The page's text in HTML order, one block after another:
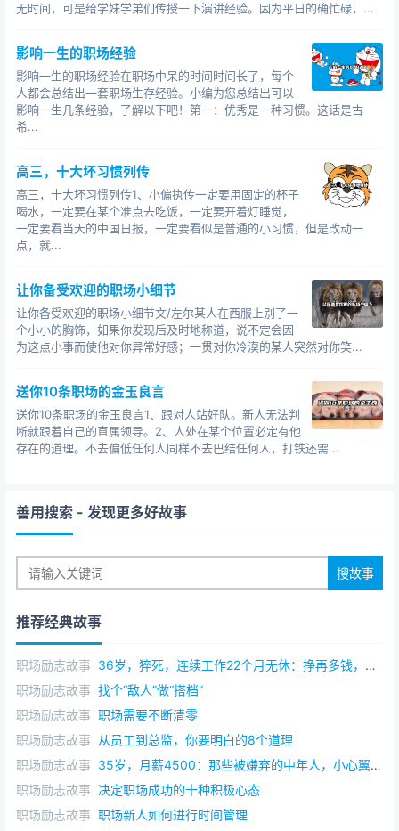
2、如果有一个人因为薪资问题提出加薪申请boss同
意了，一定还会有第二个第三个第N个员工来向你提出加
薪，这个时候对于一个企业来说面临的就不是怎么留住某
一个员工的问题了。
3、一个企业中80%的员工都会对现在所拿的薪资不满
一个人跳槽的成本是在现工资的基础上上涨20%，低
于这个增长幅度，短时期综合考虑来说，跳槽是令自己处
于“亏损”状态的一种做法。那句话怎么说的：辞职穷半年，
换行穷三年。
想跳槽时请综合考虑，毕竟世界很大我想去看看的下
一句是钱包那么小谁都走不了。
加薪升迁都无望的七个习惯 职场5种人加薪最快 为何你工
作三年仍然没有给你合理加薪？
无时间，可是给学妹学弟们传授一下演讲经验。因为平日的确忙碌，...
影响一生的职场经验
影响一生的职场经验在职场中呆的时间时间长了，每个
人都会总结出一套职场生存经验。小编为您总结出可以
影响一生几条经验，了解以下吧！第一：优秀是一种习惯。这话是古
希...
高三，十大坏习惯列传
高三，十大坏习惯列传1、小偏执传一定要用固定的杯子
喝水，一定要在某个准点去吃饭，一定要开着灯睡觉，
一定要看当天的中国日报，一定要看似是普通的小习惯，但是改动一
点，就...
让你备受欢迎的职场小细节
让你备受欢迎的职场小细节文/左尔某人在西服上别了一
个小小的胸饰，如果你发现后及时地称道，说不定会因
为这点小事而使他对你异常好感；一贯对你冷漠的某人突然对你笑...
送你10条职场的金玉良言
送你10条职场的金玉良言1、跟对人站好队。新人无法判
断就跟着自己的直属领导。2、人处在某个位置必定有他
存在的道理。不去偏低任何人同样不去巴结任何人，打铁还需...
善用搜索 - 发现更多好故事
推荐经典故事
职场励志故事 36岁，猝死，连续工作22个月无休：挣再多钱，健康才是你最后的不动产
职场励志故事 找个“敌人”做“搭档”
职场励志故事 职场需要不断清零
职场励志故事 从员工到总监，你要明白的8个道理
职场励志故事 35岁，月薪4500：那些被嫌弃的中年人，小心翼翼地活着
职场励志故事 决定职场成功的十种积极心态
职场励志故事 职场新人如何进行时间管理